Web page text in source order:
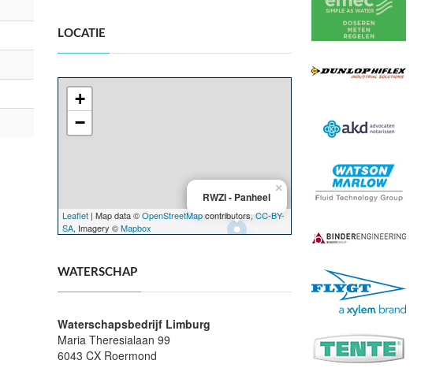
LOCATIE
RWZI - Panheel
×
+
−
Leaflet | Map data ©OpenStreetMapcontributors,CC-BY-
SA, Imagery ©Mapbox
WATERSCHAP
Waterschapsbedrijf Limburg
Maria Theresialaan 99
6043 CX Roermond